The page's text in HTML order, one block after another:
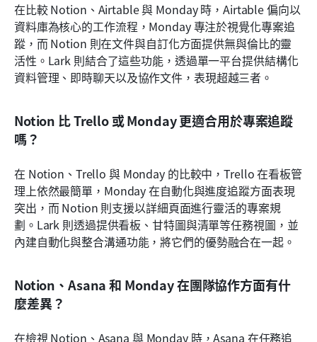
在比較 Notion、Airtable 與 Monday 時，Airtable 偏向以
資料庫為核心的工作流程，Monday 專注於視覺化專案追
蹤，而 Notion 則在文件與自訂化方面提供無與倫比的靈
活性。Lark 則結合了這些功能，透過單一平台提供結構化
資料管理、即時聊天以及協作文件，表現超越三者。
Notion 比 Trello 或 Monday 更適合用於專案追蹤
嗎？
在 Notion、Trello 與 Monday 的比較中，Trello 在看板管
理上依然最簡單，Monday 在自動化與進度追蹤方面表現
突出，而 Notion 則支援以詳細頁面進行靈活的專案規
劃。Lark 則透過提供看板、甘特圖與清單等任務視圖，並
內建自動化與整合溝通功能，將它們的優勢融合在一起。
Notion、Asana 和 Monday 在團隊協作方面有什
麼差異？
在檢視 Notion、Asana 與 Monday 時，Asana 在任務追